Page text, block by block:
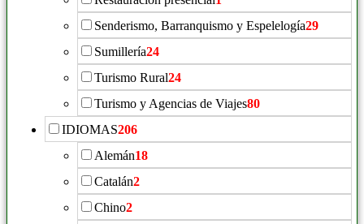
Senderismo, Barranquismo y Espelelogía29
Sumillería24
Turismo Rural24
Turismo y Agencias de Viajes80
IDIOMAS206
Alemán18
Catalán2
Chino2